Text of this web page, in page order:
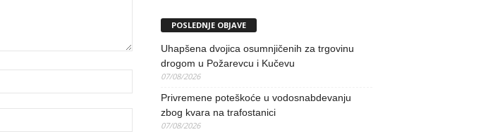
POSLEDNJE OBJAVE
Uhapšena dvojica osumnjičenih za trgovinu
drogom u Požarevcu i Kučevu
07/08/2026
Privremene poteškoće u vodosnabdevanju
zbog kvara na trafostanici
07/08/2026